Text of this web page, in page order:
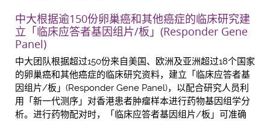
中大根据逾150份卵巢癌和其他癌症的临床研究建
立「临床应答者基因组片/板」(Responder Gene
Panel)
中大团队根据超过150份来自美国、欧洲及亚洲超过18个国家
的卵巢癌和其他癌症的临床研究资料，建立「临床应答者基
因组片/板」(Responder Gene Panel)，以配合研究人员利
用「新一代测序」对香港患者肿瘤样本进行药物基因组学分
析。进行药物配对时，「临床应答者基因组片/板」可准确